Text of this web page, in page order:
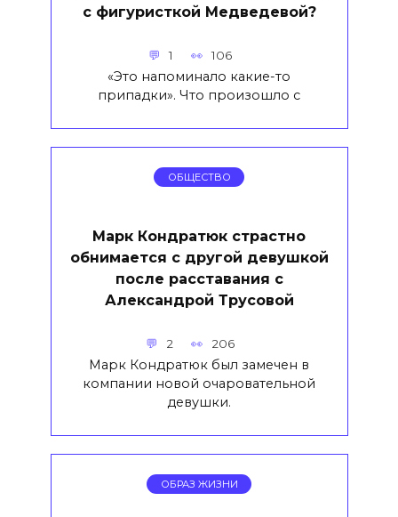
с фигуристкой Медведевой?
1 106
«Это напоминало какие-то
припадки». Что произошло с
ОБЩЕСТВО
Марк Кондратюк страстно
обнимается с другой девушкой
после расставания с
Александрой Трусовой
2 206
Марк Кондратюк был замечен в
компании новой очаровательной
девушки.
ОБРАЗ ЖИЗНИ